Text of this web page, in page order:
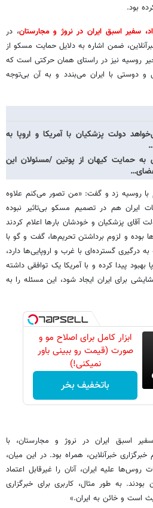
بود.
سفیر اسبق ایران در نروژ و مجارستان، در
ضمن اشاره به دلایل حمایت مسکو از
روسیه نیز در راستای همان حرکتی است که
دوستی با ایران می‌بندد و به آن بی‌توجه
دولت پزشکیان با آمریکا و اروپا به
به حمایت کیهان از پوتین /مسئولان این
با روسیه زد و گفت: «من تصور می‌کنم علاوه
ایران هم در تصمیم مسکو بی‌تاثیر نبوده
آقای پزشکیان و خودشان بارها اعلام کردند
بوده و لزوم برداشتن تحریم‌ها، گفت و گو با
درگیری گسترده‌ای با غرب و اروپایی‌ها دارد،
بهبود پیدا کرده و با آمریکا یک توافقی داشته
برای ایران ایجاد شود، این مسئله را به
ابزار کامل برای اصلاح مو و
صورت (قیمت رو ببینی باور
نمیکنی!)
باتخفیف بخر
اسبق ایران در نروژ و مجارستان، با
خبرآنلاین، همراه بود. در این میان،
روس‌ها علیه ایران، آنان را غیرقابل اعتماد
به طور مثال، کاربری برای خبرگزاری
است و خائن به ایران.»